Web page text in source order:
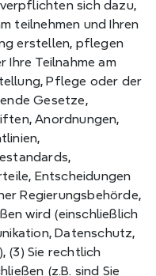
sich dazu,
teilnehmen und Ihren
erstellen, pflegen
Ihre Teilnahme am
Pflege oder der
Gesetze,
Anordnungen,
Entscheidungen
Regierungsbehörde,
wird (einschließlich
Datenschutz,
(3) Sie rechtlich
(z.B. sind Sie